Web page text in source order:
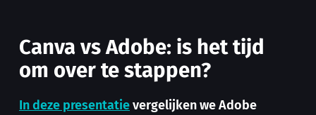
Canva vs Adobe: is het tijd
om over te stappen?
In deze presentatievergelijken we Adobe